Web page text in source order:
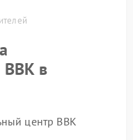
в
центр BBK